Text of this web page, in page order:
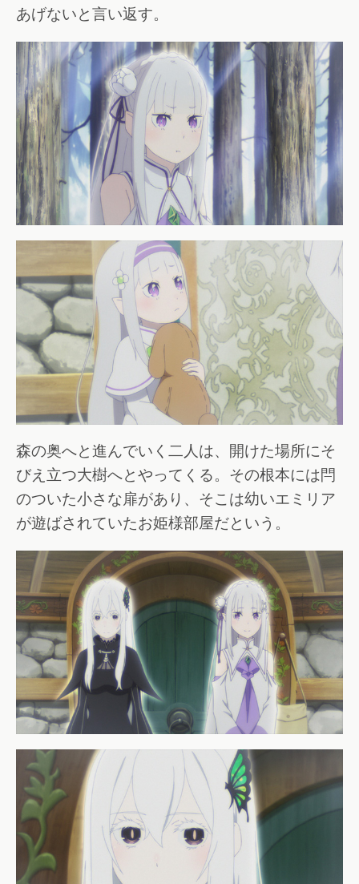
あげないと言い返す。
森の奥へと進んでいく二人は、開けた場所にそ
びえ立つ大樹へとやってくる。その根本には閂
のついた小さな扉があり、そこは幼いエミリア
が遊ばされていたお姫様部屋だという。